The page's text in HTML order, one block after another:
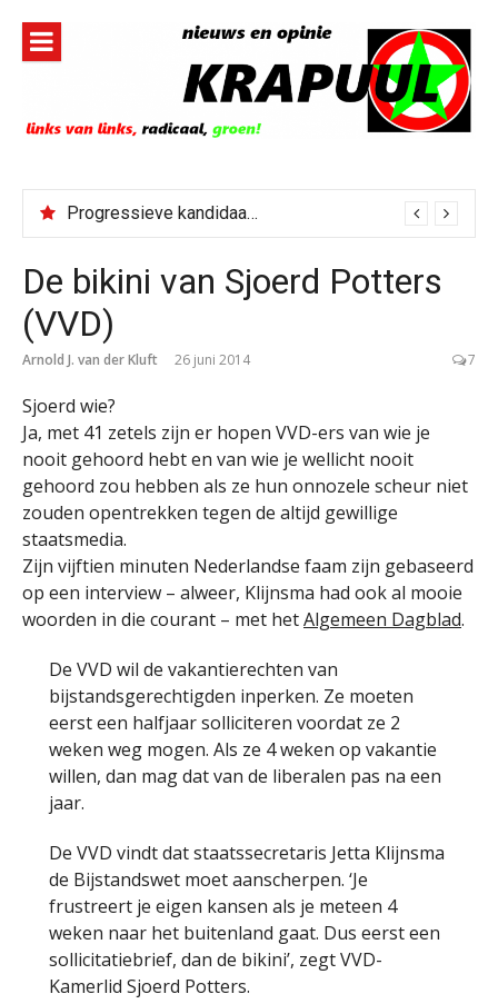
inhoud
Progressieve kandidaat El-Sayed senaatskandidaat Michigan
De bikini van Sjoerd Potters
(VVD)
Arnold J. van der Kluft 26 juni 2014 7
Sjoerd wie?
Ja, met 41 zetels zijn er hopen VVD-ers van wie je
nooit gehoord hebt en van wie je wellicht nooit
gehoord zou hebben als ze hun onnozele scheur niet
zouden opentrekken tegen de altijd gewillige
staatsmedia.
Zijn vijftien minuten Nederlandse faam zijn gebaseerd
op een interview – alweer, Klijnsma had ook al mooie
woorden in die courant – met hetAlgemeen Dagblad.
De VVD wil de vakantierechten van
bijstandsgerechtigden inperken. Ze moeten
eerst een halfjaar solliciteren voordat ze 2
weken weg mogen. Als ze 4 weken op vakantie
willen, dan mag dat van de liberalen pas na een
jaar.
De VVD vindt dat staatssecretaris Jetta Klijnsma
de Bijstandswet moet aanscherpen. ‘Je
frustreert je eigen kansen als je meteen 4
weken naar het buitenland gaat. Dus eerst een
sollicitatiebrief, dan de bikini’, zegt VVD-
Kamerlid Sjoerd Potters.